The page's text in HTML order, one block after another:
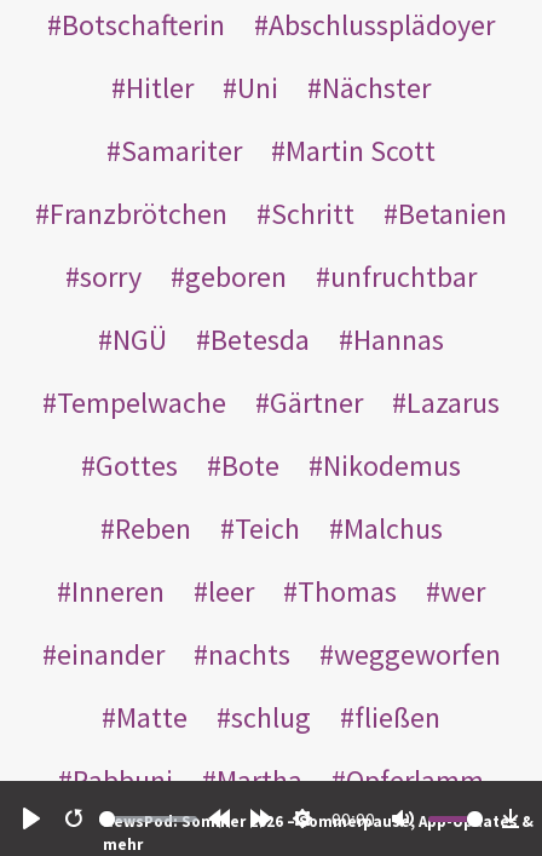
Restart
00:00
NewsPod: Sommer 2026 – Sommerpause, App-Updates &
mehr
Botschafterin
Abschlussplädoyer
Hitler
Uni
Nächster
Samariter
Martin Scott
Franzbrötchen
Schritt
Betanien
sorry
geboren
unfruchtbar
NGÜ
Betesda
Hannas
Tempelwache
Gärtner
Lazarus
Gottes
Bote
Nikodemus
Reben
Teich
Malchus
Inneren
leer Thomas
wer
einander
nachts
weggeworfen
Matte
schlug
fließen
Rabbuni
Martha
Opferlamm
gewaschen
jüdischen